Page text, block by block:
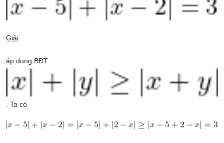
Giải
áp dụng BĐT
. Ta có